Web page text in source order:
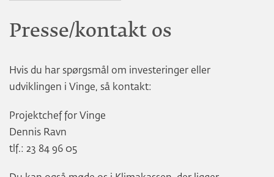
Presse/kontakt os
Hvis du har spørgsmål om investeringer eller
udviklingen i Vinge, så kontakt:
Projektchef for Vinge
Dennis Ravn
tlf.: 23 84 96 05